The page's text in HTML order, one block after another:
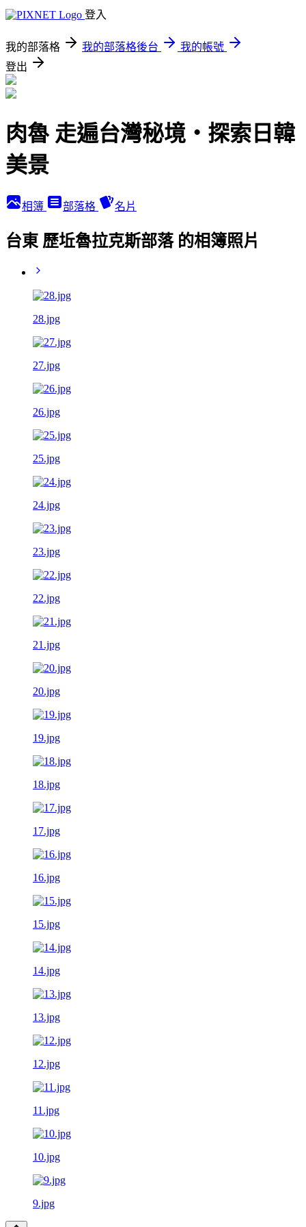
登入
我的部落格 我的部落格後台
我的帳號
登出
肉魯 走遍台灣秘境・探索日韓
美景
相簿 部落格 名片
台東 歷坵魯拉克斯部落 的相簿照片
28.jpg
27.jpg
26.jpg
25.jpg
24.jpg
23.jpg
22.jpg
21.jpg
20.jpg
19.jpg
18.jpg
17.jpg
16.jpg
15.jpg
14.jpg
13.jpg
12.jpg
11.jpg
10.jpg
9.jpg